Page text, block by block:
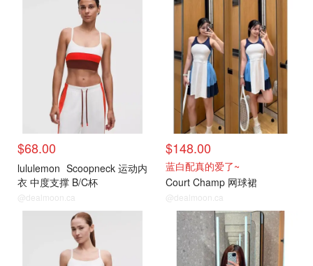
$68.00
lululemon Scoopneck 运动内
衣 中度支撑 B/C杯
@dealmoon.ca
$148.00
蓝白配真的爱了~
Court Champ 网球裙
@dealmoon.ca